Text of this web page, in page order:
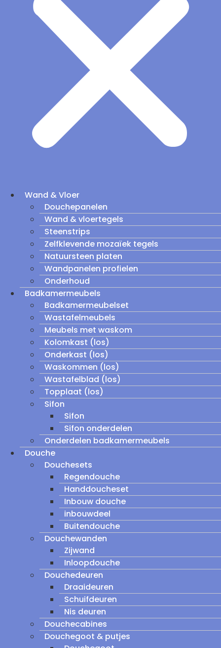
Wand & Vloer
Douchepanelen
Wand & vloertegels
Steenstrips
Zelfklevende mozaïek tegels
Natuursteen platen
Wandpanelen profielen
Onderhoud
Badkamermeubels
Badkamermeubelset
Wastafelmeubels
Meubels met waskom
Kolomkast (los)
Onderkast (los)
Waskommen (los)
Wastafelblad (los)
Topplaat (los)
Sifon
Sifon
Sifon onderdelen
Onderdelen badkamermeubels
Douche
Douchesets
Regendouche
Handdoucheset
Inbouw douche
inbouwdeel
Buitendouche
Douchewanden
Zijwand
Inloopdouche
Douchedeuren
Draaideuren
Schuifdeuren
Nis deuren
Douchecabines
Douchegoot & putjes